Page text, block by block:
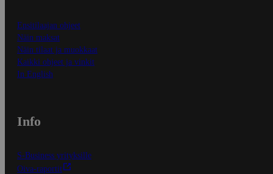
Ensitilaajan ohjeet
Näin maksat
Näin tilaat ja muokkaat
Kaikki ohjeet ja vinkit
In English
Info
S-Business yrityksille
Oiva-raportit